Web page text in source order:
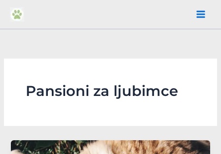
садржај
Pansioni za ljubimce